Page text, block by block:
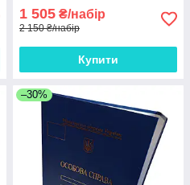
1 505 ₴/набір
2 150 ₴/набір
Купити
–30%